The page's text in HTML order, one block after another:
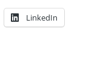
LinkedIn